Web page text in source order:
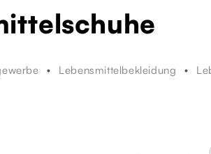
Lebensmittelbekleidung